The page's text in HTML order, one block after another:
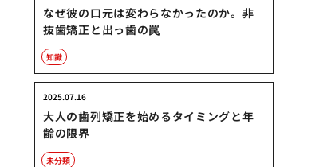
なぜ彼の口元は変わらなかったのか。非
抜歯矯正と出っ歯の罠
知識
大人の歯列矯正を始めるタイミングと年
齢の限界
2025.07.16
未分類